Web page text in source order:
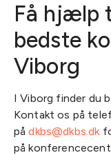
Få hjælp
bedste
Viborg
I Viborg finder du
Kontakt os på
pådkbs@dkbs.dk
på